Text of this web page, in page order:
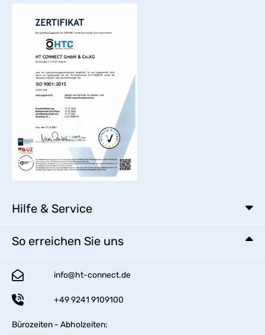
Hilfe & Service
So erreichen Sie uns
info@ht-connect.de
+49 9241 9109100
Bürozeiten - Abholzeiten: